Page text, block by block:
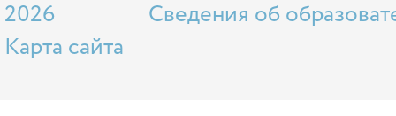
2026
Карта сайта
Сведения об